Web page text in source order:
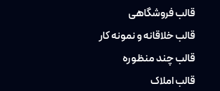
قالب فروشگاهی
قالب خلاقانه و نمونه کار
قالب چند منظوره
قالب املاک